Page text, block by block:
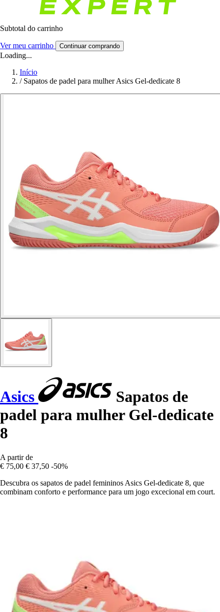
Subtotal do carrinho
Ver meu carrinho Continuar comprando
Loading...
Início
/ Sapatos de padel para mulher Asics Gel-dedicate 8
Asics
Sapatos de
padel para mulher Gel-dedicate
8
A partir de
€ 75,00 € 37,50 -50%
Descubra os sapatos de padel femininos Asics Gel-dedicate 8, que
combinam conforto e performance para um jogo excecional em court.